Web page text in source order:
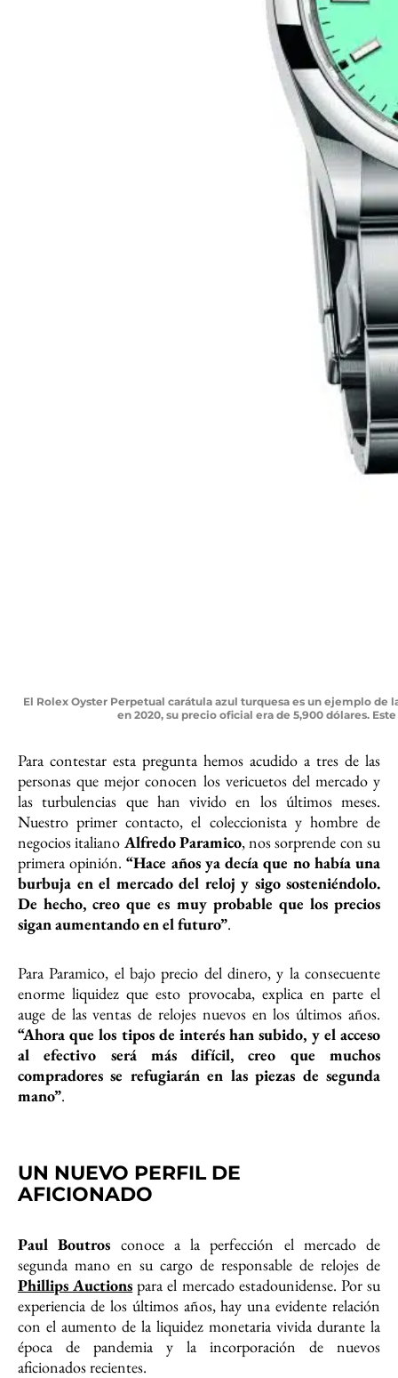
El Rolex Oyster Perpetual carátula azul turquesa es un ejemplo de
en 2020, su precio oficial era de 5,900 dólares.
Para contestar esta pregunta hemos acudido a tres de las
personas que mejor conocen los vericuetos del mercado y
las turbulencias que han vivido en los últimos meses.
Nuestro primer contacto, el coleccionista y hombre de
negocios italiano Alfredo Paramico, nos sorprende con su
primera opinión.“Hace años ya decía que no había una
burbuja en el mercado del reloj y sigo sosteniéndolo.
De hecho, creo que es muy probable que los precios
sigan aumentando en el futuro”.
Para Paramico, el bajo precio del dinero, y la consecuente
enorme liquidez que esto provocaba, explica en parte el
auge de las ventas de relojes nuevos en los últimos años.
“Ahora que los tipos de interés han subido, y el acceso
al efectivo será más difícil, creo que muchos
compradores se refugiarán en las piezas de segunda
mano”.
UN NUEVO PERFIL DE
AFICIONADO
Paul Boutros conoce a la perfección el mercado de
segunda mano en su cargo de responsable de relojes de
Phillips Auctions para el mercado estadounidense. Por su
experiencia de los últimos años, hay una evidente relación
con el aumento de la liquidez monetaria vivida durante la
época de pandemia y la incorporación de nuevos
aficionados recientes.